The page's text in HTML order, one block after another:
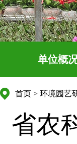
单位概
首页 > 环境园艺
省农